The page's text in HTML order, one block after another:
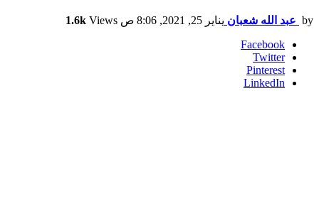
by عبد الله شعبان يناير 25, 2021, 8:06 ص 1.6k Views
Facebook
Twitter
Pinterest
LinkedIn